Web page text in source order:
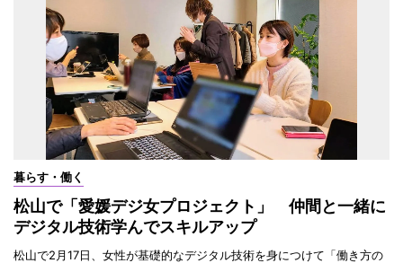
暮らす・働く
松山で「愛媛デジ女プロジェクト」 仲間と一緒に
デジタル技術学んでスキルアップ
松山で2月17日、女性が基礎的なデジタル技術を身につけて「働き方の